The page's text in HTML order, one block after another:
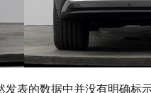
表的数据中并没有明确标